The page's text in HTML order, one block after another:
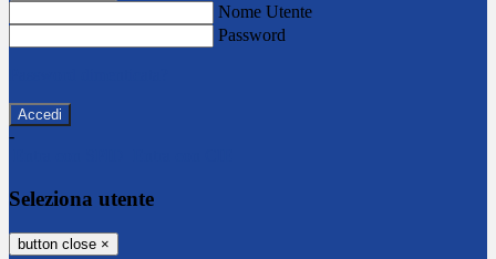
Nome Utente
Password
-
Seleziona utente
button close ×